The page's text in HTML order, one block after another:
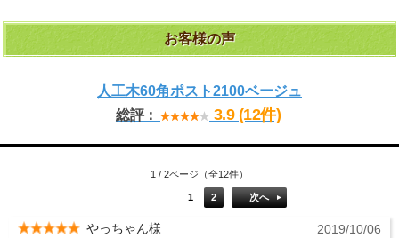
お客様の声
人工木60角ポスト2100ベージュ
総評：
3.9 (12件)
1 / 2ページ（全12件）
1 2 次へ
やっちゃん様 2019/10/06